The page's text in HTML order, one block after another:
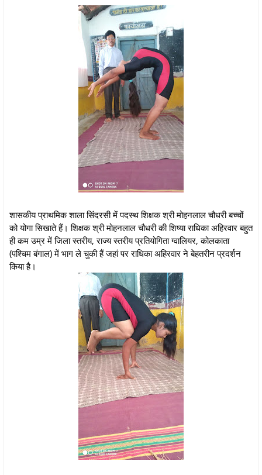
शासकीय प्राथमिक शाला सिंदरसी में पदस्थ शिक्षक श्री मोहनलाल चौधरी बच्चों
को योगा सिखाते हैं। शिक्षक श्री मोहनलाल चौधरी की शिष्या राधिका अहिरवार बहुत
ही कम उम्र में जिला स्तरीय, राज्य स्तरीय प्रतियोगिता ग्वालियर, कोलकाता
(पश्चिम बंगाल) में भाग ले चुकी हैं जहां पर राधिका अहिरवार ने बेहतरीन प्रदर्शन
किया है।